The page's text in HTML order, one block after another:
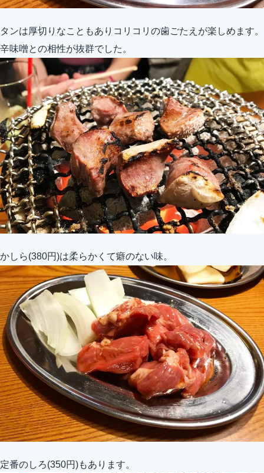
タンは厚切りなこともありコリコリの歯ごたえが楽しめます。
辛味噌との相性が抜群でした。
かしら(380円)は柔らかくて癖のない味。
定番のしろ(350円)もあります。